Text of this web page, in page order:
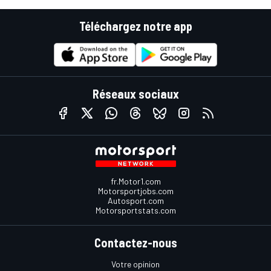
Téléchargez notre app
Réseaux sociaux
fr.Motor1.com
Motorsportjobs.com
Autosport.com
Motorsportstats.com
Contactez-nous
Votre opinion